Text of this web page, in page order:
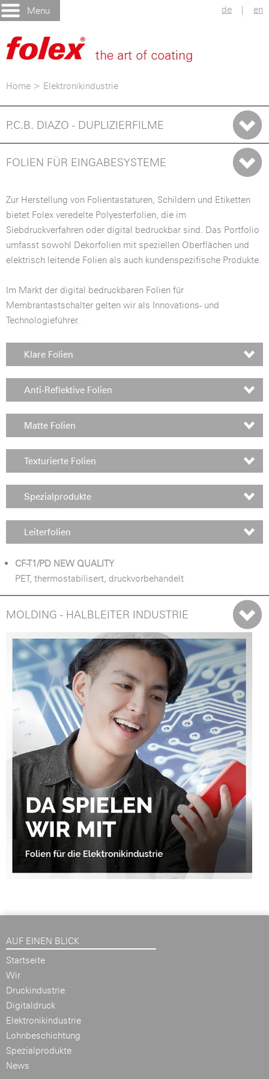
Menu de | en
Home > Elektronikindustrie
P.C.B. DIAZO - DUPLIZIERFILME
FOLIEN FÜR EINGABESYSTEME
Zur Herstellung von Folientastaturen, Schildern und Etiketten
bietet Folex veredelte Polyesterfolien, die im
Siebdruckverfahren oder digital bedruckbar sind. Das Portfolio
umfasst sowohl Dekorfolien mit speziellen Oberflächen und
elektrisch leitende Folien als auch kundenspezifische Produkte.
Im Markt der digital bedruckbaren Folien für
Membrantastschalter gelten wir als Innovations- und
Technologieführer.
Klare Folien
Anti-Reflektive Folien
Matte Folien
Texturierte Folien
Spezialprodukte
Leiterfolien
CF-T1/PD NEW QUALITY
PET, thermostabilisert, druckvorbehandelt
MOLDING - HALBLEITER INDUSTRIE
AUF EINEN BLICK
Startseite
Wir
Druckindustrie
Digitaldruck
Elektronikindustrie
Lohnbeschichtung
Spezialprodukte
News